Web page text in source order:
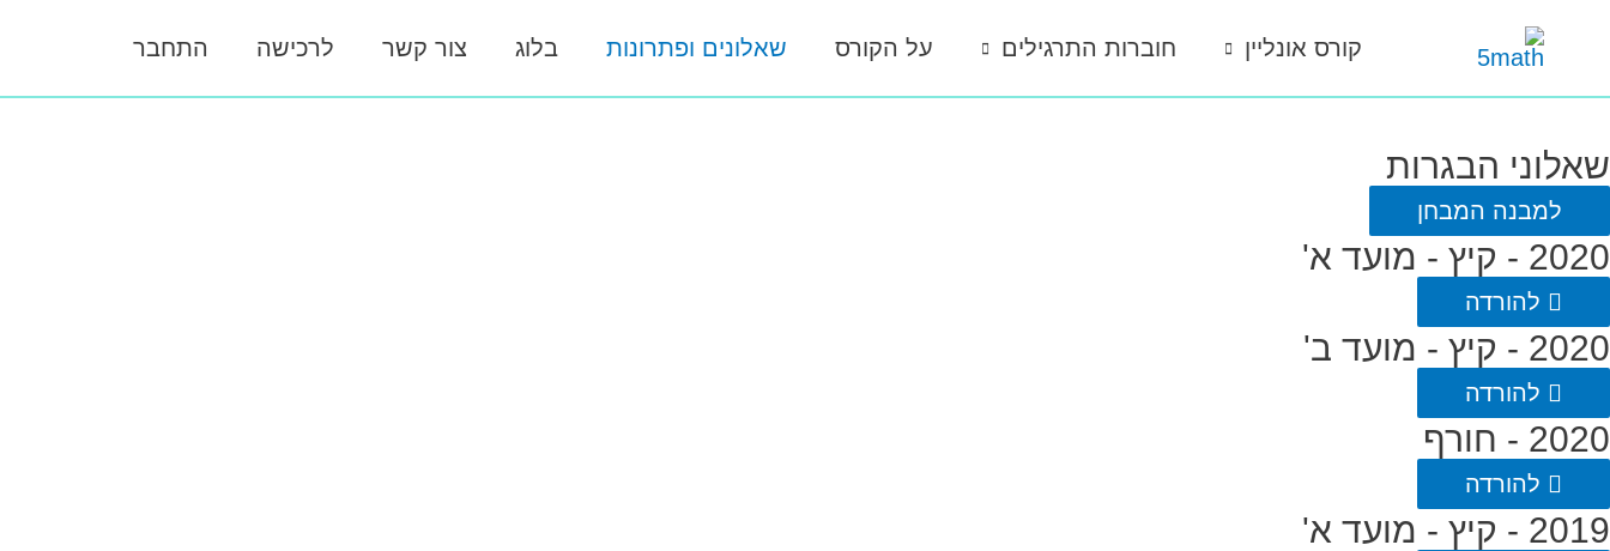
קורס אונליין חוברות התרגילים על הקורס שאלונים ופתרונות בלוג צור קשר לרכישה התחבר
שאלוני הבגרות
למבנה המבחן
2020 - קיץ - מועד א'
להורדה
2020 - קיץ - מועד ב'
להורדה
2020 - חורף
להורדה
2019 - קיץ - מועד א'